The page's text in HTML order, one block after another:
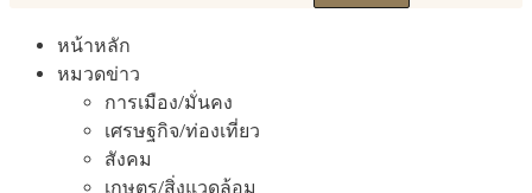
หน้าหลัก
หมวดข่าว
การเมือง/มั่นคง
เศรษฐกิจ/ท่องเที่ยว
สังคม
เกษตร/สิ่งแวดล้อม